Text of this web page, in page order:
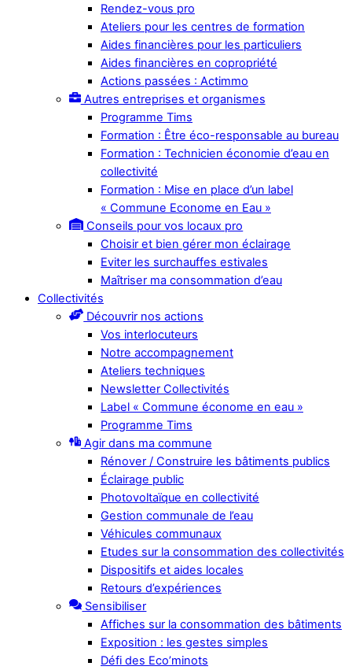
Rendez-vous pro
Ateliers pour les centres de formation
Aides financières pour les particuliers
Aides financières en copropriété
Actions passées : Actimmo
Autres entreprises et organismes
Programme Tims
Formation : Être éco-responsable au bureau
Formation : Technicien économie d’eau en
collectivité
Formation : Mise en place d’un label
« Commune Econome en Eau »
Conseils pour vos locaux pro
Choisir et bien gérer mon éclairage
Eviter les surchauffes estivales
Maîtriser ma consommation d’eau
Collectivités
Découvrir nos actions
Vos interlocuteurs
Notre accompagnement
Ateliers techniques
Newsletter Collectivités
Label « Commune économe en eau »
Programme Tims
Agir dans ma commune
Rénover / Construire les bâtiments publics
Éclairage public
Photovoltaïque en collectivité
Gestion communale de l’eau
Véhicules communaux
Etudes sur la consommation des collectivités
Dispositifs et aides locales
Retours d’expériences
Sensibiliser
Affiches sur la consommation des bâtiments
Exposition : les gestes simples
Défi des Eco’minots